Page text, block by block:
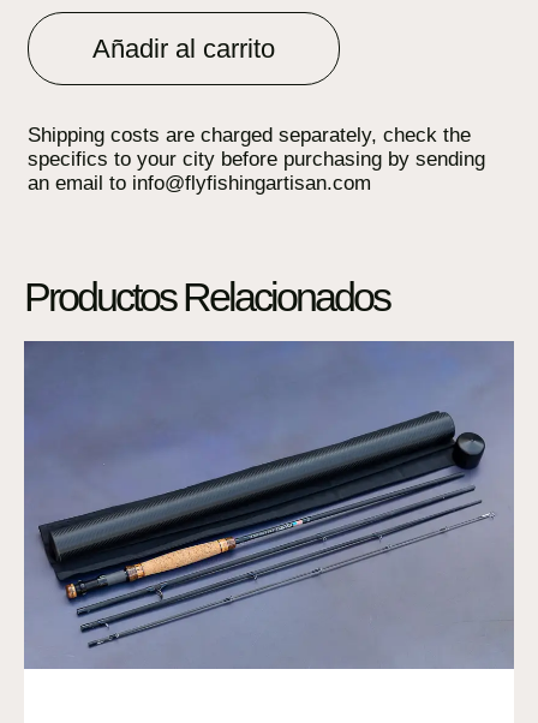
Añadir al carrito
Shipping costs are charged separately, check the
specifics to your city before purchasing by sending
an email to info@flyfishingartisan.com
Productos Relacionados